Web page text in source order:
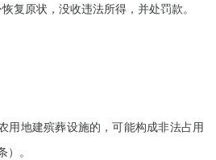
复原状，没收违法所得，并处罚款。
用地建殡葬设施的，可能构成非法占用
）。